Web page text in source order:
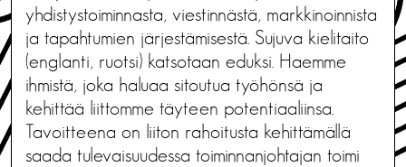
yhdistystoiminnasta, viestinnästä, markkinoinnista
ja tapahtumien järjestämisestä. Sujuva kielitaito
(englanti, ruotsi) katsotaan eduksi. Haemme
ihmistä, joka haluaa sitoutua työhönsä ja
kehittää liittomme täyteen potentiaaliinsa.
Tavoitteena on liiton rahoitusta kehittämällä
saada tulevaisuudessa toiminnanjohtajan toimi